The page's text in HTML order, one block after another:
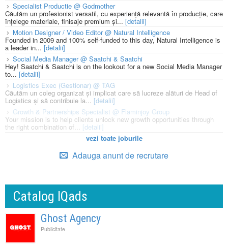
Specialist Productie @ Godmother
Căutăm un profesionist versatil, cu experiență relevantă în producție, care
înțelege materiale, finisaje premium și... [detalii]
Motion Designer / Video Editor @ Natural Intelligence
Founded in 2009 and 100% self-funded to this day, Natural Intelligence is
a leader in... [detalii]
Social Media Manager @ Saatchi & Saatchi
Hey! Saatchi & Saatchi is on the lookout for a new Social Media Manager
to... [detalii]
Logistics Exec (Gestionar) @ TAG
Căutăm un coleg organizat și implicat care să lucreze alături de Head of
Logistics și să contribuie la... [detalii]
Growth & Partnerships Specialist @ Flaminjoy Group
Your mission is to help clients unlock new growth opportunities through
the right combination of... [detalii]
vezi toate joburile
Adauga anunt de recrutare
Catalog IQads
Ghost Agency
Publicitate